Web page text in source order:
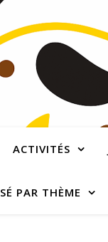
ACTIVITÉS
PAR THÈME